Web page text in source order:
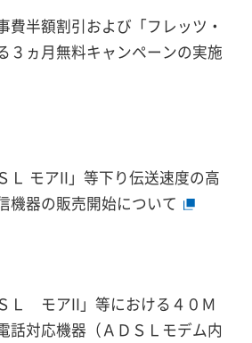
費半額割引および「フレッツ・
３ヵ月無料キャンペーンの実施
Ｌ モアII」等下り伝送速度の高
機器の販売開始について
Ｌ モアII」等における４０Ｍ
話対応機器（ＡＤＳＬモデム内